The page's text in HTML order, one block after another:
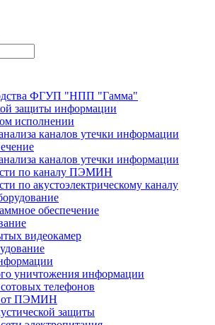
ФГУП "НПП "Гамма"
защиты информации
исполнении
каналов утечки информации
каналов утечки информации
по каналу ПЭМИН
по акустоэлектрическому каналу
обеспечение
видеокамер
уничтожения информации
телефонов
от ПЭМИН
защиты